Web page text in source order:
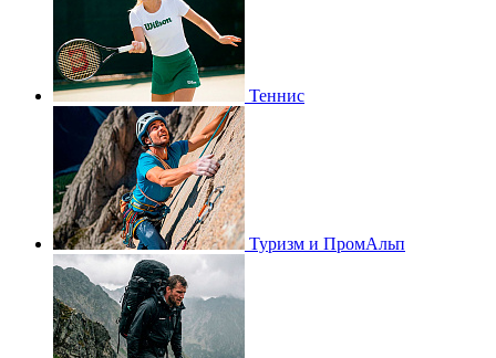
Теннис
Туризм и ПромАльп